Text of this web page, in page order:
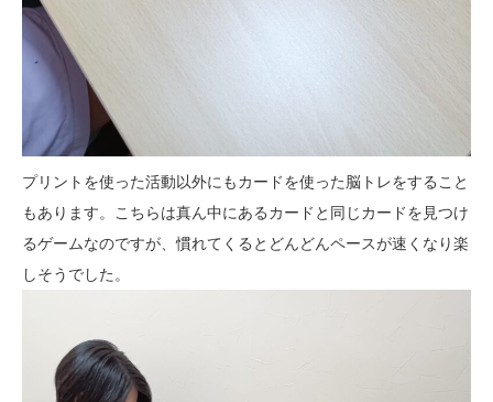
プリントを使った活動以外にもカードを使った脳トレをすること
もあります。こちらは真ん中にあるカードと同じカードを見つけ
るゲームなのですが、慣れてくるとどんどんペースが速くなり楽
しそうでした。